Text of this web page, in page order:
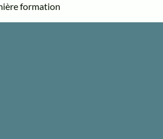
formation